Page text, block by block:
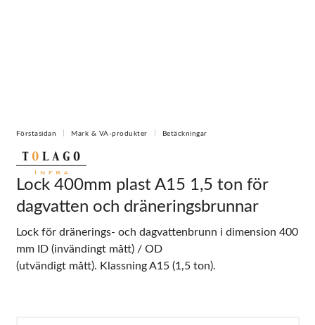
Förstasidan Mark & VA-produkter Betäckningar
Lock 400mm plast A15 1,5 ton för
dagvatten och dräneringsbrunnar
Lock för dränerings- och dagvattenbrunn i dimension 400
mm ID (invändingt mått) / OD
(utvändigt mått). Klassning A15 (1,5 ton).